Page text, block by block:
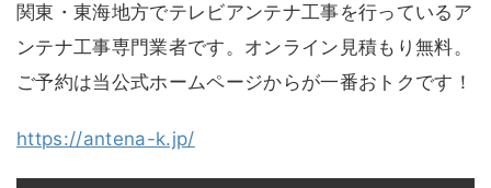
関東・東海地方でテレビアンテナ工事を行っているア
ンテナ工事専門業者です。オンライン見積もり無料。
ご予約は当公式ホームページからが一番おトクです！
https://antena-k.jp/